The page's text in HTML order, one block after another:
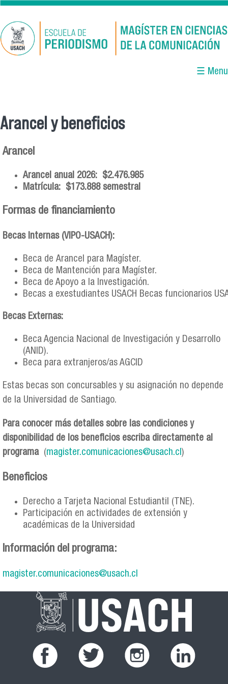
Pasar al contenido principal
☰ Menu
Se encuentra usted aquí
Arancel y beneficios
Arancel
Arancel anual 2026: $2.476.985
Matrícula: $173.888 semestral
Formas de financiamiento
Becas Internas (VIPO-USACH):
Beca de Arancel para Magíster.
Beca de Mantención para Magíster.
Beca de Apoyo a la Investigación.
Becas a exestudiantes USACH Becas funcionarios
Becas Externas:
Beca Agencia Nacional de Investigación y Desarrollo
(ANID).
Beca para extranjeros/as AGCID
Estas becas son concursables y su asignación no depende
de la Universidad de Santiago.
Para conocer más detalles sobre las condiciones y
disponibilidad de los beneficios escriba directamente al
programa (magister.comunicaciones@usach.cl)
Beneficios
Derecho a Tarjeta Nacional Estudiantil (TNE).
Participación en actividades de extensión y
académicas de la Universidad
Información del programa:
magister.comunicaciones@usach.cl